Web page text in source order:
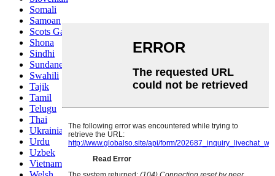
Somali
Samoan
Scots Gaelic
Shona
Sindhi
Sundanese
Swahili
Tajik
Tamil
Telugu
Thai
Ukrainian
Urdu
Uzbek
Vietnamese